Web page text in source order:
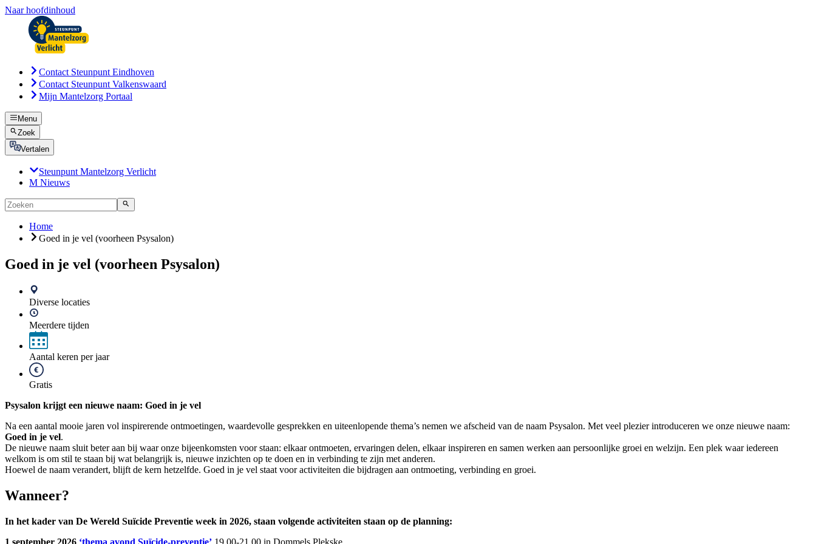
Naar hoofdinhoud
Contact Steunpunt Eindhoven
Contact Steunpunt Valkenswaard
Mijn Mantelzorg Portaal
Menu
Zoek
Vertalen
Steunpunt Mantelzorg Verlicht
M Nieuws
Home
Goed in je vel (voorheen Psysalon)
Goed in je vel (voorheen Psysalon)
Diverse locaties
Meerdere tijden
Aantal keren per jaar
Gratis
Psysalon krijgt een nieuwe naam: Goed in je vel
Na een aantal mooie jaren vol inspirerende ontmoetingen, waardevolle gesprekken en uiteenlopende thema’s nemen we afscheid van de naam Psysalon. Met veel plezier introduceren we onze nieuwe naam:
Goed in je vel.
De nieuwe naam sluit beter aan bij waar onze bijeenkomsten voor staan: elkaar ontmoeten, ervaringen delen, elkaar inspireren en samen werken aan persoonlijke groei en welzijn. Een plek waar iedereen
welkom is om stil te staan bij wat belangrijk is, nieuwe inzichten op te doen en in verbinding te zijn met anderen.
Hoewel de naam verandert, blijft de kern hetzelfde. Goed in je vel staat voor activiteiten die bijdragen aan ontmoeting, verbinding en groei.
Wanneer?
In het kader van De Wereld Suïcide Preventie week in 2026, staan volgende activiteiten staan op de planning:
1 september 2026 ‘thema avond Suïcide-preventie’ 19.00-21.00 in Dommels Plekske